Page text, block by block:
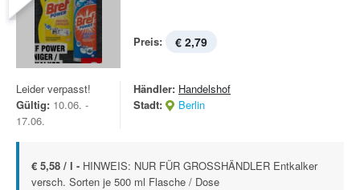
Preis: € 2,79
Leider verpasst!
Gültig: 10.06. -
17.06.
Händler: Handelshof
Stadt:
Berlin
€ 5,58 / l - HINWEIS: NUR FÜR GROSSHÄNDLER Entkalker
versch. Sorten je 500 ml Flasche / Dose